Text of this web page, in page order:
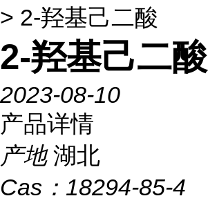
> 2-羟基己二酸
2-羟基己二酸
2023-08-10
产品详情
产地 湖北
Cas： 18294-85-4